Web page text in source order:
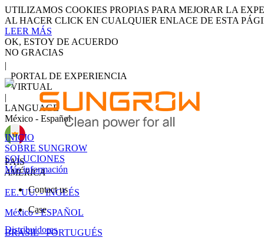
UTILIZAMOS COOKIES PROPIAS PARA MEJORAR LA
AL HACER CLICK EN CUALQUIER ENLACE DE ESTA
LEER MÁS
OK, ESTOY DE ACUERDO
NO GRACIAS
|
PORTAL DE EXPERIENCIA
VIRTUAL
|
LANGUAGE
México - Español
PAIS
AMÉRICA
EE. UU. - INGLÉS
México - ESPAÑOL
BRASIL - PORTUGUÉS
INICIO
SOBRE SUNGROW
SOLUCIONES
Más información
Contact us
Case
Distribuidores